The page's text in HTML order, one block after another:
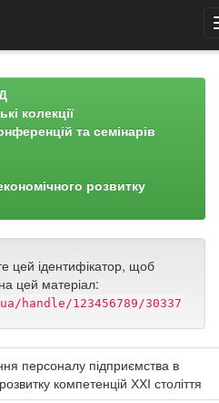
колекції
та семінарів
розвитку
цей ідентифікатор, щоб
цей матеріал:
handle/123456789/30337
персоналу підприємства в
компетенцій ХХІ століття